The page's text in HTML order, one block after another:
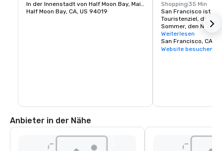
In der Innenstadt von Half Moon Bay, Main Street
Half Moon Bay, CA, US 94019
Shopping 35 Min
San Francisco ist
Touristenziel, das für
Sommer, den Nebel,
vielseitige Mischung
Wahrzeichen wie die
die Seilbahnen, das
Weiterlesen
San Francisco, CA,
Website besuchen
Anbieter in der Nähe